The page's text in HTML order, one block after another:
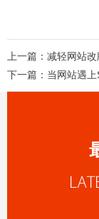
上一篇： 减轻网站
下一篇： 当网站遇